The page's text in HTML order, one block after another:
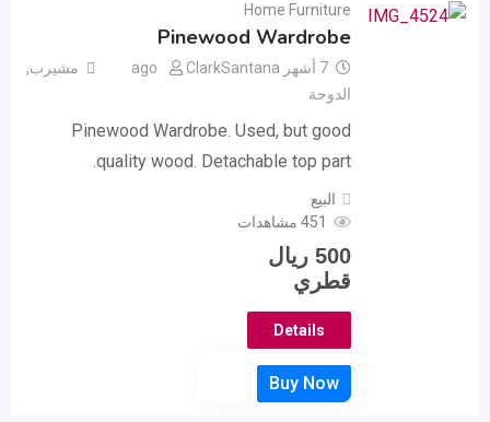
Home Furniture
Pinewood Wardrobe
7 أشهر ago ClarkSantana مشيرب,
الدوحة
Pinewood Wardrobe. Used, but good
quality wood. Detachable top part.
البيع
451 مشاهدات
500 ريال
قطري
Details